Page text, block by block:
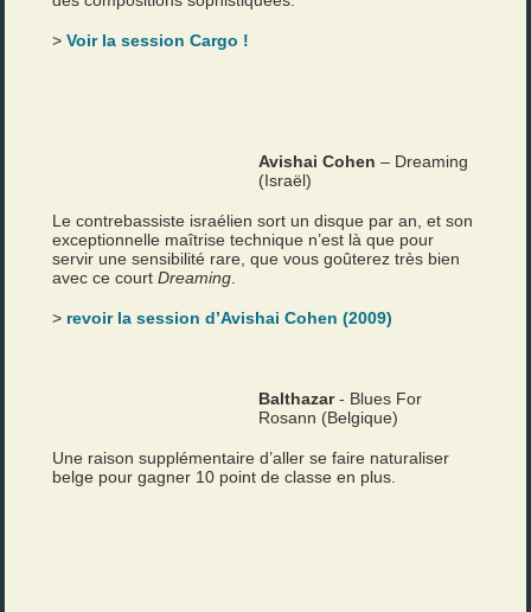
>Voir la session Cargo !
Avishai Cohen – Dreaming
(Israël)
Le contrebassiste israélien sort un disque par an, et son
exceptionnelle maîtrise technique n’est là que pour
servir une sensibilité rare, que vous goûterez très bien
avec ce courtDreaming
> revoir la session d’Avishai Cohen (2009)
Balthazar- Blues For
Rosann (Belgique)
Une raison supplémentaire d’aller se faire naturaliser
belge pour gagner 10 point de classe en plus.